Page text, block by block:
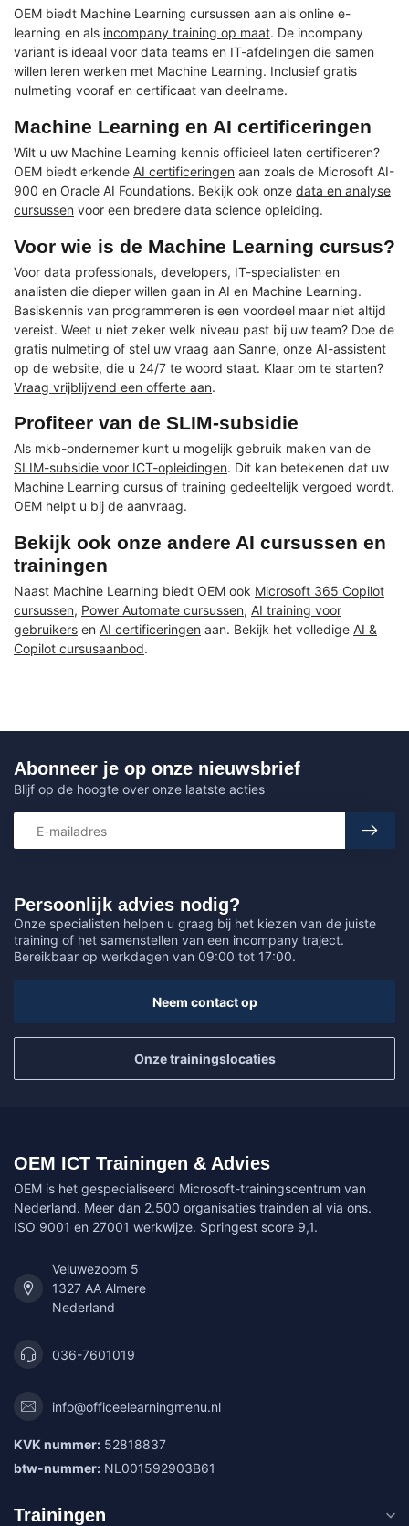
OEM biedt Machine Learning cursussen aan als online e-
learning en als incompany training op maat. De incompany
variant is ideaal voor data teams en IT-afdelingen die samen
willen leren werken met Machine Learning. Inclusief gratis
nulmeting vooraf en certificaat van deelname.
Machine Learning en AI certificeringen
Wilt u uw Machine Learning kennis officieel laten certificeren?
OEM biedt erkende AI certificeringen aan zoals de Microsoft AI-
900 en Oracle AI Foundations. Bekijk ook onze data en analyse
cursussen voor een bredere data science opleiding.
Voor wie is de Machine Learning cursus?
Voor data professionals, developers, IT-specialisten en
analisten die dieper willen gaan in AI en Machine Learning.
Basiskennis van programmeren is een voordeel maar niet altijd
vereist. Weet u niet zeker welk niveau past bij uw team? Doe de
gratis nulmeting of stel uw vraag aan Sanne, onze AI-assistent
op de website, die u 24/7 te woord staat. Klaar om te starten?
Vraag vrijblijvend een offerte aan.
Profiteer van de SLIM-subsidie
Als mkb-ondernemer kunt u mogelijk gebruik maken van de
SLIM-subsidie voor ICT-opleidingen. Dit kan betekenen dat uw
Machine Learning cursus of training gedeeltelijk vergoed wordt.
OEM helpt u bij de aanvraag.
Bekijk ook onze andere AI cursussen en
trainingen
Naast Machine Learning biedt OEM ook Microsoft 365 Copilot
cursussen, Power Automate cursussen, AI training voor
gebruikers en AI certificeringen aan. Bekijk het volledige AI &
Copilot cursusaanbod.
Persoonlijk advies nodig?
Onze specialisten helpen u graag bij het kiezen van de juiste
training of het samenstellen van een incompany traject.
Bereikbaar op werkdagen van 09:00 tot 17:00.
Neem contact op
Onze trainingslocaties
Abonneer je op onze nieuwsbrief
Blijf op de hoogte over onze laatste acties
OEM ICT Trainingen & Advies
OEM is het gespecialiseerd Microsoft-trainingscentrum van
Nederland. Meer dan 2.500 organisaties trainden al via ons.
ISO 9001 en 27001 werkwijze. Springest score 9,1.
Veluwezoom 5
1327 AA Almere
Nederland
036-7601019
info@officeelearningmenu.nl
KVK nummer: 52818837
btw-nummer: NL001592903B61
Trainingen